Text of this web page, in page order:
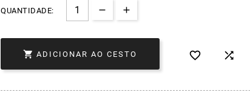
QUANTIDADE:
 ADICIONAR AO CESTO  